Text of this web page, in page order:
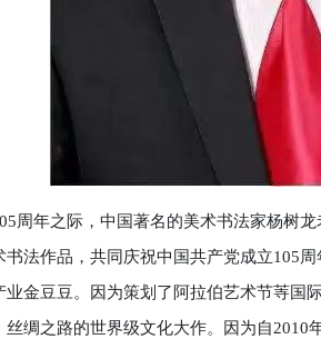
年之际，中国著名的美术书法家杨树龙
法作品，共同庆祝中国共产党成立105
业金豆豆。因为策划了阿拉伯艺术节䓁国
绸之路的世界级文化大作。因为自